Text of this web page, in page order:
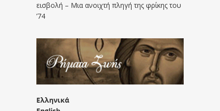
εισβολή – Μια ανοιχτή πληγή της φρίκης του
’74
Ελληνικά